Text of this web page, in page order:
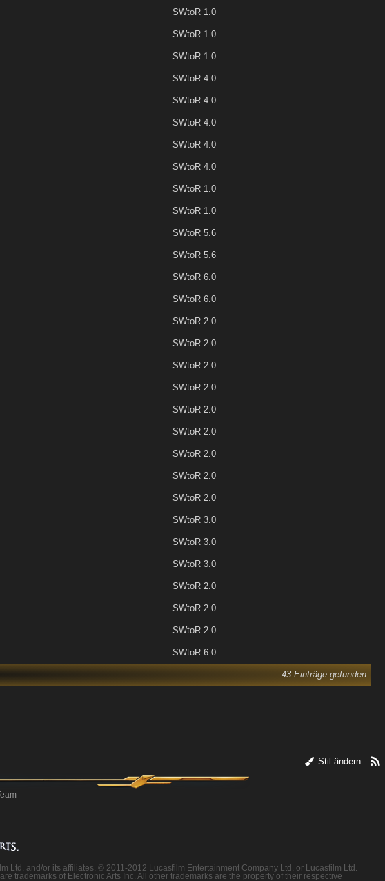
SWtoR 1.0
SWtoR 1.0
SWtoR 1.0
SWtoR 4.0
SWtoR 4.0
SWtoR 4.0
SWtoR 4.0
SWtoR 4.0
SWtoR 1.0
SWtoR 1.0
SWtoR 5.6
SWtoR 5.6
SWtoR 6.0
SWtoR 6.0
SWtoR 2.0
SWtoR 2.0
SWtoR 2.0
SWtoR 2.0
SWtoR 2.0
SWtoR 2.0
SWtoR 2.0
SWtoR 2.0
SWtoR 2.0
SWtoR 3.0
SWtoR 3.0
SWtoR 3.0
SWtoR 2.0
SWtoR 2.0
SWtoR 2.0
SWtoR 6.0
... 43 Einträge gefunden
Stil ändern
Ltd. and/or its affiliates. © 2011-2012 Lucasfilm Entertainment Company Ltd. or Lucasfilm Ltd.
trademarks of Electronic Arts Inc. All other trademarks are the property of their respective